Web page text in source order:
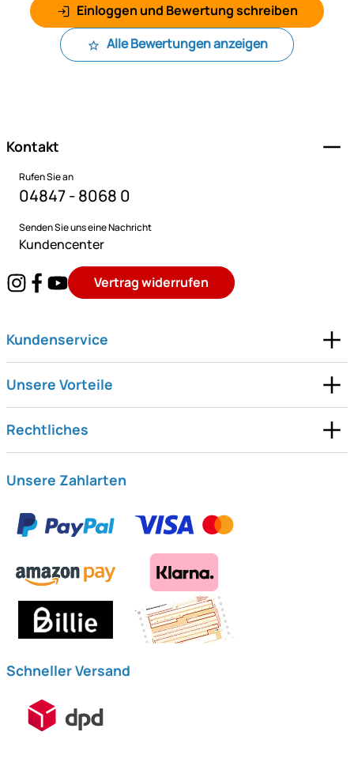
Einloggen und Bewertung schreiben
Alle Bewertungen anzeigen
Kontakt
Rufen Sie an
04847 - 8068 0
Senden Sie uns eine Nachricht
Kundencenter
Vertrag widerrufen
Kundenservice
Unsere Vorteile
Rechtliches
Unsere Zahlarten
Schneller Versand